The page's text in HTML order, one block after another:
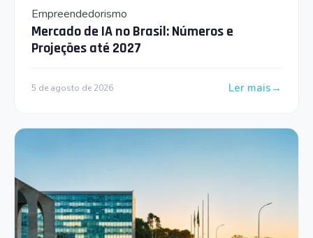
Empreendedorismo
Mercado de IA no Brasil: Números e
Projeções até 2027
5 de agosto de 2026 Ler mais
: Mercado de IA